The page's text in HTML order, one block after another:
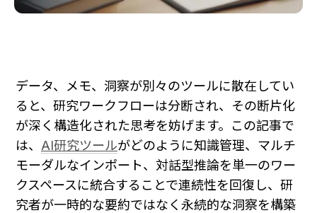
データ、メモ、洞察が別々のツールに散在してい
ると、研究ワークフローは分断され、その断片化
が深く構造化された思考を妨げます。この記事で
は、 AI研究ツールがどのように知識管理、マルチ
モーダルなインポート、対話型推論を単一のワー
クスペースに統合することで連続性を回復し、研
究者が一時的な要約ではなく永続的な洞察を構築